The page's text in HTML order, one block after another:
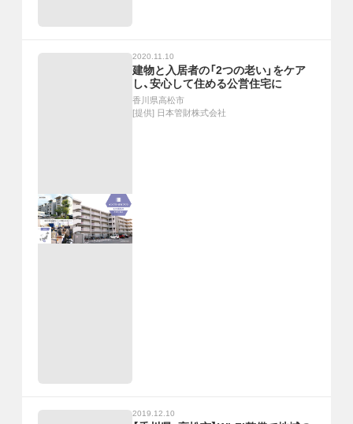
2020.11.10
建物と入居者の「2つの老い」をケア
し、安心して住める公営住宅に
香川県高松市
[提供] 日本管財株式会社
2019.12.10